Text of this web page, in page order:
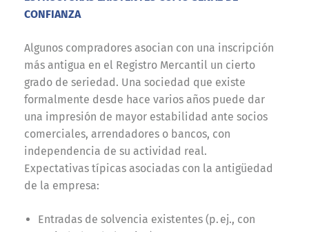
CONFIANZA
Algunos compradores asocian con una inscripción
más antigua en el Registro Mercantil un cierto
grado de seriedad. Una sociedad que existe
formalmente desde hace varios años puede dar
una impresión de mayor estabilidad ante socios
comerciales, arrendadores o bancos, con
independencia de su actividad real.
Expectativas típicas asociadas con la antigüedad
de la empresa:
Entradas de solvencia existentes (p. ej., con